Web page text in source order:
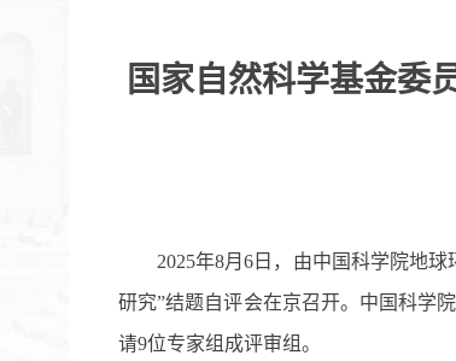
国家自然科学基金委
2025年8月6 日，由中国科学院地
研究”结题自评会在京召开。 中国科学
请9位专家组成评审组。